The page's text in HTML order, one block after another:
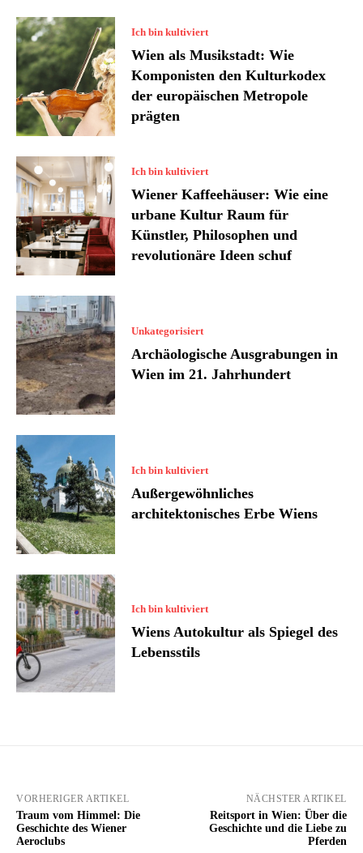
Ich bin kultiviert
Wien als Musikstadt: Wie
Komponisten den Kulturkodex
der europäischen Metropole
prägten
Ich bin kultiviert
Wiener Kaffeehäuser: Wie eine
urbane Kultur Raum für
Künstler, Philosophen und
revolutionäre Ideen schuf
Unkategorisiert
Archäologische Ausgrabungen in
Wien im 21. Jahrhundert
Ich bin kultiviert
Außergewöhnliches
architektonisches Erbe Wiens
Ich bin kultiviert
Wiens Autokultur als Spiegel des
Lebensstils
VORHERIGER ARTIKEL
Traum vom Himmel: Die
Geschichte des Wiener
Aeroclubs
NÄCHSTER ARTIKEL
Reitsport in Wien: Über die
Geschichte und die Liebe zu
Pferden